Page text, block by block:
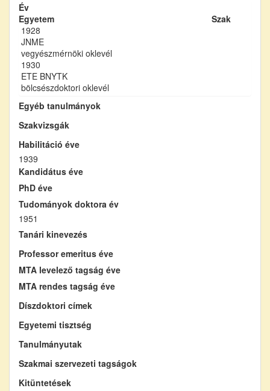
Év
Egyetem
Szak
1928
JNME
vegyészmérnöki oklevél
1930
ETE BNYTK
bölcsészdoktori oklevél
Egyéb tanulmányok
Szakvizsgák
Habilitáció éve
1939
Kandidátus éve
PhD éve
Tudományok doktora év
1951
Tanári kinevezés
Professor emeritus éve
MTA levelező tagság éve
MTA rendes tagság éve
Díszdoktori címek
Egyetemi tisztség
Tanulmányutak
Szakmai szervezeti tagságok
Kitüntetések